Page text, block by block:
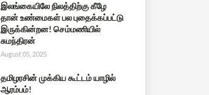
இலங்கையிலே நிலத்திற்கு கீழே
தான் உண்மைகள் பல புதைக்கப்பட்டு
இருக்கின்றன! செம்மணியில்
சுமந்திரன்
August 05, 2025
தமிழரசின் முக்கிய கூட்டம் யாழில்
ஆரம்பம்!